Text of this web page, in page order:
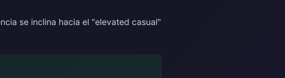
se inclina hacia el "elevated casual"